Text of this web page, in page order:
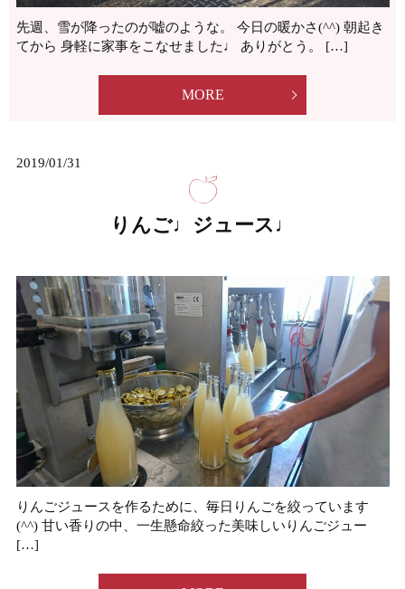
先週、雪が降ったのが嘘のような。 今日の暖かさ(^^) 朝起き
てから 身軽に家事をこなせました♩ ありがとう。 […]
MORE
2019/01/31
りんご♩ジュース♩
りんごジュースを作るために、毎日りんごを絞っています
(^^) 甘い香りの中、一生懸命絞った美味しいりんごジュー
[…]